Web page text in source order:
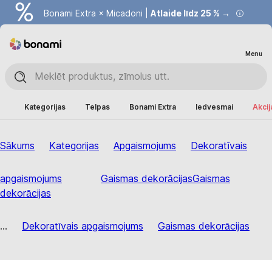
Bonami Extra × Micadoni | Atlaide līdz 25 % →
Menu
Kategorijas Telpas Bonami Extra Iedvesmai
Sākums Kategorijas Apgaismojums Dekoratīvais
apgaismojums Gaismas dekorācijasGaismas
dekorācijas
... Dekoratīvais apgaismojums Gaismas dekorācijas